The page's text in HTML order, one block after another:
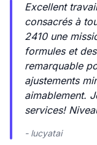
Excellent
consacrés à
2410 une
formules et
remarquable
ajustements
aimablement.
services!
- lucyatai